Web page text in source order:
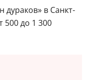
дураков» в Санкт-
500 до 1 300